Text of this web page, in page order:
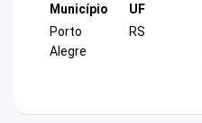
Município
Porto
Alegre
UF
RS